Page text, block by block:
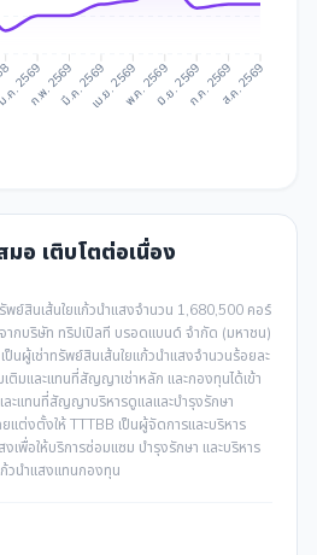
. 2569ก.พ. 2569มี.ค. 2569เม.ย. 2569พ.ค. 2569มิ.ย. 2569ก.ค. 2569ส.ค. 2569
อ เติบโตต่อเนื่อง
พย์สินเส้นใยแก้วนำแสงจำนวน 1,680,500 คอร์
ากบริษัท ทริปเปิลที บรอดแบนด์ จำกัด (มหาชน)
ป็นผู้เช่าทรัพย์สินเส้นใยแก้วนำแสงจำนวนร้อยละ
ติมและแทนที่สัญญาเช่าหลัก และกองทุนได้เข้า
ะแทนที่สัญญาบริหารดูแลและบำรุงรักษา
แต่งตั้งให้ TTTBB เป็นผู้จัดการและบริหาร
เพื่อให้บริการซ่อมแซม บำรุงรักษา และบริหาร
วนำแสงแทนกองทุน